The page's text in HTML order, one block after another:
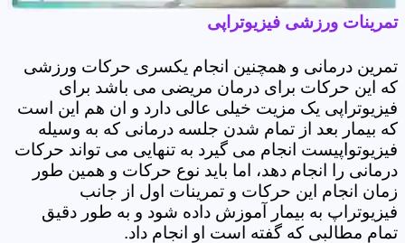
تمرینات ورزشی فیزیوتراپی
تمرین درمانی و همچنین انجام یکسری حرکات ورزشی
که این حرکات برای درمان مریضی می باشد برای
فیزیوتراپی یک مزیت خیلی عالی دارد و ان هم این است
که بیمار بعد از تمام شدن جلسه درمانی که به وسیله
فیزیوتواپیست انجام می گیرد به تنهایی می تواند حرکات
درمانی را انجام دهد، اما باید نوع حرکات و همین طور
زمان انجام این حرکات و تمرینات اول از جانب
فیزیوتراپ به بیمار آموزش داده شود و به طور دقیق
تمام مطالبی که گفته است او انجام داد.